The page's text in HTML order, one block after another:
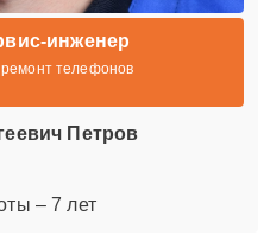
инженер
телефонов
Петров
– 7 лет